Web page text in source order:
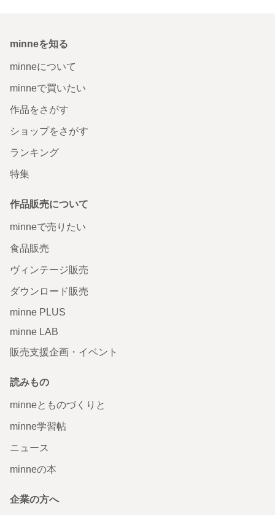
minneを知る
minneについて
minneで買いたい
作品をさがす
ショップをさがす
ランキング
特集
作品販売について
minneで売りたい
食品販売
ヴィンテージ販売
ダウンロード販売
minne PLUS
minne LAB
販売支援企画・イベント
読みもの
minneとものづくりと
minne学習帖
ニュース
minneの本
企業の方へ